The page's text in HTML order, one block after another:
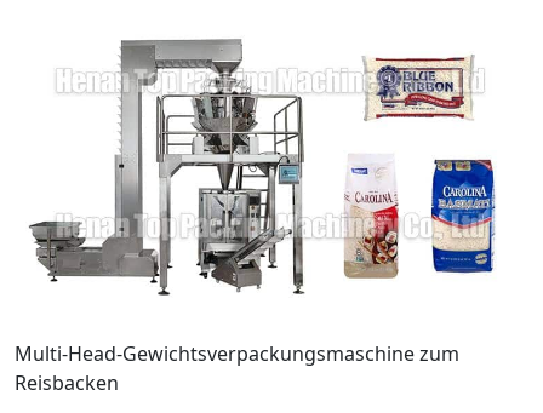
Multi-Head-Gewichtsverpackungsmaschine zum
Reisbacken